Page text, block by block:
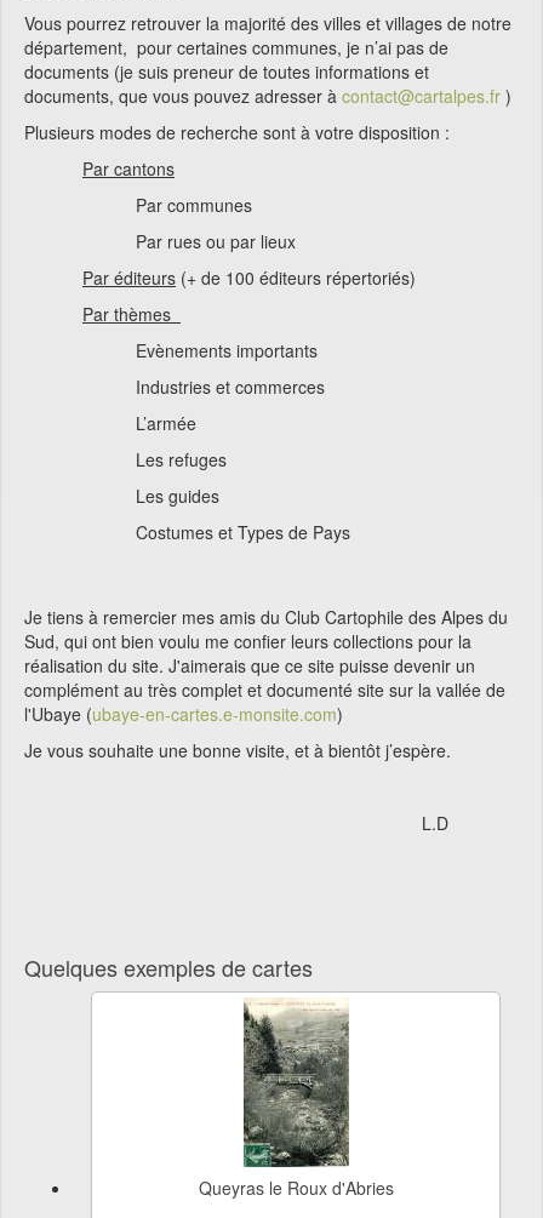
Vous pourrez retrouver la majorité des villes et villages de notre
département, pour certaines communes, je n’ai pas de
documents (je suis preneur de toutes informations et
documents, que vous pouvez adresser à contact@cartalpes.fr )
Plusieurs modes de recherche sont à votre disposition :
Par cantons
Par communes
Par rues ou par lieux
Par éditeurs (+ de 100 éditeurs répertoriés)
Par thèmes
Evènements importants
Industries et commerces
L’armée
Les refuges
Les guides
Costumes et Types de Pays
Je tiens à remercier mes amis du Club Cartophile des Alpes du
Sud, qui ont bien voulu me confier leurs collections pour la
réalisation du site. J'aimerais que ce site puisse devenir un
complément au très complet et documenté site sur la vallée de
l'Ubaye (ubaye-en-cartes.e-monsite.com)
Je vous souhaite une bonne visite, et à bientôt j’espère.
L.D
Quelques exemples de cartes
Queyras le Roux d'Abries